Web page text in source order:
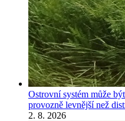
Ostrovní systém může
provozně levnější než
2. 8. 2026